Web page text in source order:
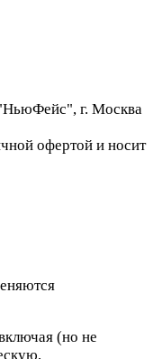
г. Москва
офертой и носит
(но не